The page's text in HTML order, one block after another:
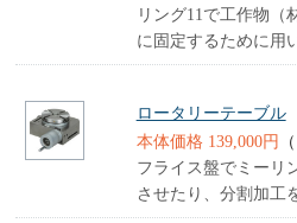
リング11で工作物（
に固定するために用
ロータリーテーブル
本体価格 139,000円
フライス盤でミーリ
させたり、分割加工